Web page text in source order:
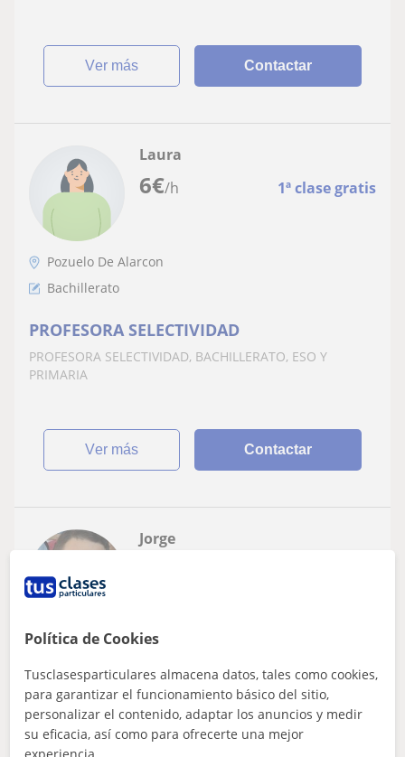
ver más Contactar
6€/h 1ª clase gratis
Laura
Pozuelo De Alarcon
Bachillerato
PROFESORA SELECTIVIDAD
PROFESORA SELECTIVIDAD, BACHILLERATO, ESO Y
PRIMARIA
ver más Contactar
Jorge
Pozuelo De Alarcón, Boadilla ...
Bachillerato
Clases de apoyo de Primaria, ESO e
Informatica via webcam y presencial
Política de Cookies
Tusclasesparticulares almacena datos, tales como cookies,
para garantizar el funcionamiento básico del sitio,
personalizar el contenido, adaptar los anuncios y medir
su eficacia, así como para ofrecerte una mejor
experiencia.